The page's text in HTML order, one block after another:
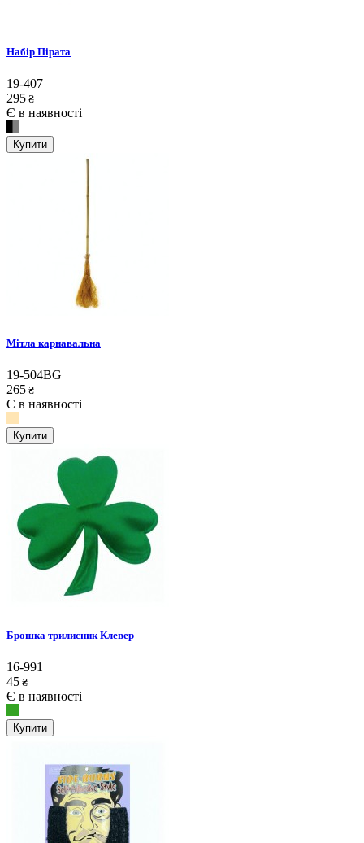
Набір Пірата
19-407
295 ₴
Є в наявності
Купити
Мітла карнавальна
19-504BG
265 ₴
Є в наявності
Купити
Брошка трилисник Клевер
16-991
45 ₴
Є в наявності
Купити